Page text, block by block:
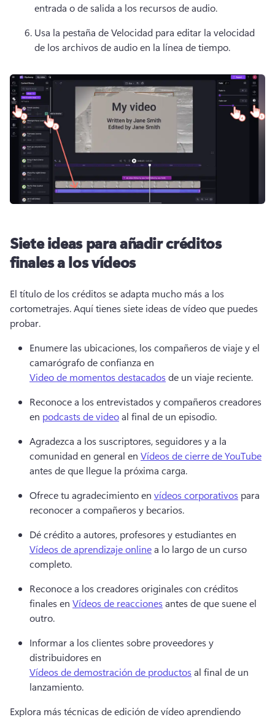
entrada o de salida a los recursos de audio.
Usa la pestaña de Velocidad para editar la velocidad
de los archivos de audio en la línea de tiempo.
Siete ideas para añadir créditos
finales a los vídeos
El título de los créditos se adapta mucho más a los
cortometrajes. Aquí tienes siete ideas de vídeo que puedes
probar.
Enumere las ubicaciones, los compañeros de viaje y el
camarógrafo de confianza en
Video de momentos destacados de un viaje reciente.
Reconoce a los entrevistados y compañeros creadores
en podcasts de video al final de un episodio.
Agradezca a los suscriptores, seguidores y a la
comunidad en general en Vídeos de cierre de YouTube
antes de que llegue la próxima carga.
Ofrece tu agradecimiento en vídeos corporativos para
reconocer a compañeros y becarios.
Dé crédito a autores, profesores y estudiantes en
Vídeos de aprendizaje online a lo largo de un curso
completo.
Reconoce a los creadores originales con créditos
finales en Vídeos de reacciones antes de que suene el
outro.
Informar a los clientes sobre proveedores y
distribuidores en
Vídeos de demostración de productos al final de un
lanzamiento.
Explora más técnicas de edición de vídeo aprendiendo